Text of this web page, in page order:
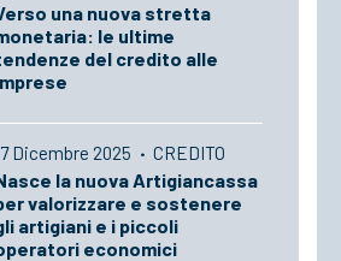
una nuova stretta
le ultime
del credito alle
Dicembre 2025 · CREDITO
la nuova Artigiancassa
valorizzare e sostenere
artigiani e i piccoli
economici